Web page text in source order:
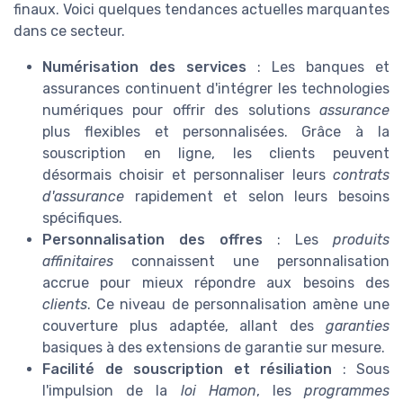
finaux. Voici quelques tendances actuelles marquantes
dans ce secteur.
Numérisation des services : Les banques et
assurances continuent d'intégrer les technologies
numériques pour offrir des solutions assurance
plus flexibles et personnalisées. Grâce à la
souscription en ligne, les clients peuvent
désormais choisir et personnaliser leurs contrats
d'assurance rapidement et selon leurs besoins
spécifiques.
Personnalisation des offres : Les produits
affinitaires connaissent une personnalisation
accrue pour mieux répondre aux besoins des
clients. Ce niveau de personnalisation amène une
couverture plus adaptée, allant des garanties
basiques à des extensions de garantie sur mesure.
Facilité de souscription et résiliation : Sous
l'impulsion de la loi Hamon, lesprogrammes